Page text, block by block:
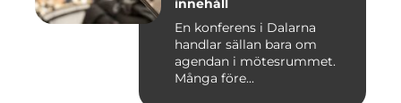
innehåll
En konferens i Dalarna
handlar sällan bara om
agendan i mötesrummet.
Många före...